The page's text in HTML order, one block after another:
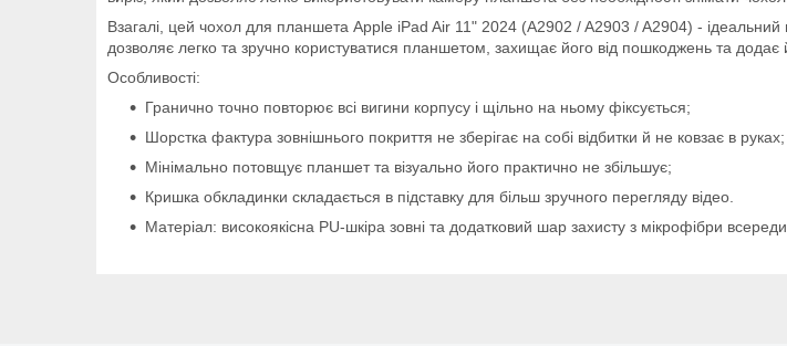
Взагалі, цей чохол для планшета Apple iPad Air 11" 2024 (A2902 / A2903 / A2904) - ідеальний
дозволяє легко та зручно користуватися планшетом, захищає його від пошкоджень та додає
Особливості:
Гранично точно повторює всі вигини корпусу і щільно на ньому фіксується;
Шорстка фактура зовнішнього покриття не зберігає на собі відбитки й не ковзає в руках;
Мінімально потовщує планшет та візуально його практично не збільшує;
Кришка обкладинки складається в підставку для більш зручного перегляду відео.
Матеріал: високоякісна PU-шкіра зовні та додатковий шар захисту з мікрофібри